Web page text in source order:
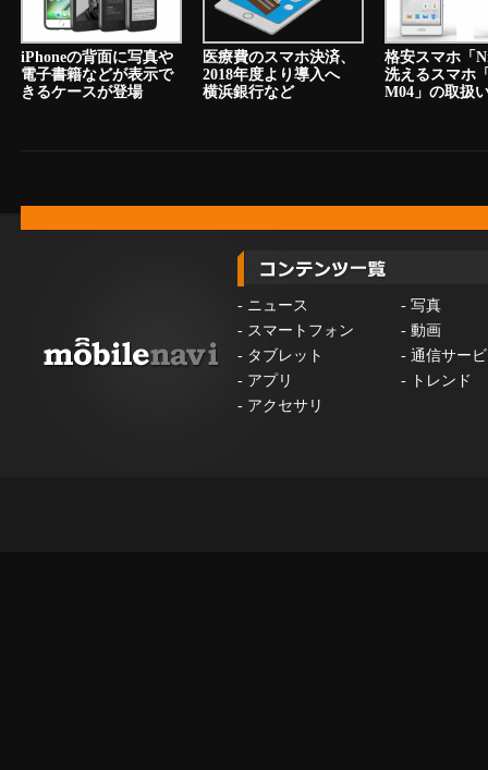
iPhoneの背面に写真や
電子書籍などが表示で
きるケースが登場
医療費のスマホ決済、
2018年度より導入へ
横浜銀行など
格安スマホ
洗えるスマホ
M04」の取扱
- ニュース - 写真
- スマートフォン - 動画
- タブレット - 通信サー
- アプリ -
トレンド
- アクセサリ